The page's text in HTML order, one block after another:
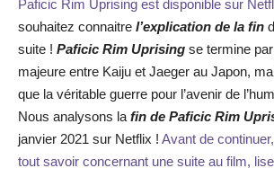
Paficic Rim Uprising est disponible sur
souhaitez connaitre l’explication de la fin
suite ! Paficic Rim Uprising se termine
majeure entre Kaiju et Jaeger au Japon,
que la véritable guerre pour l’avenir de
Nous analysons la fin de Paficic Rim
janvier 2021 sur Netflix ! Avant de
tout savoir concernant une suite au film,